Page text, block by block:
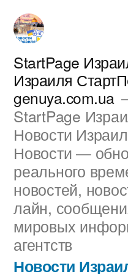
Перейти
содержимому
StartPage
Израиля
genuya.com.ua
StartPage
Новости
Новости —
реального
новостей,
лайн,
мировых
агентств
Новости